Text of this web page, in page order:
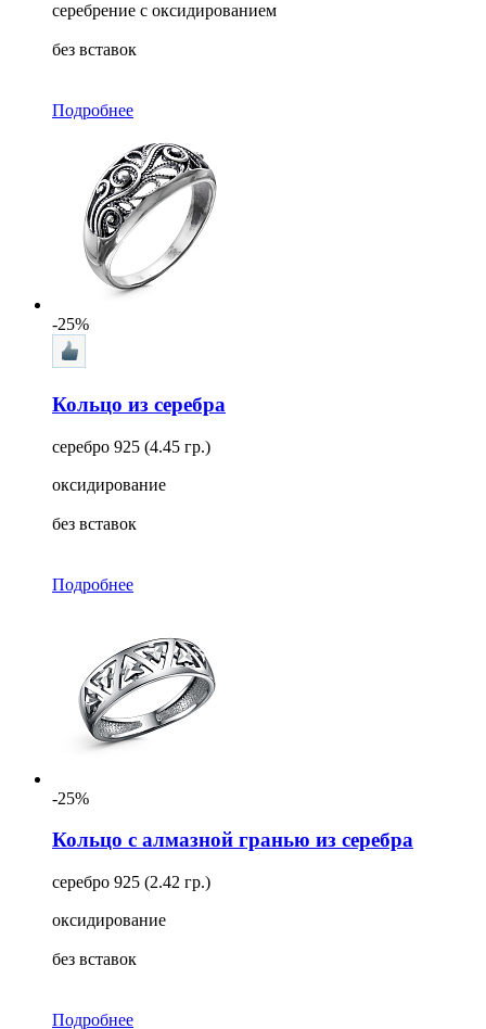
серебрение с оксидированием
без вставок
Подробнее
-25%
Кольцо из серебра
серебро 925 (4.45 гр.)
оксидирование
без вставок
Подробнее
-25%
Кольцо с алмазной гранью из серебра
серебро 925 (2.42 гр.)
оксидирование
без вставок
Подробнее